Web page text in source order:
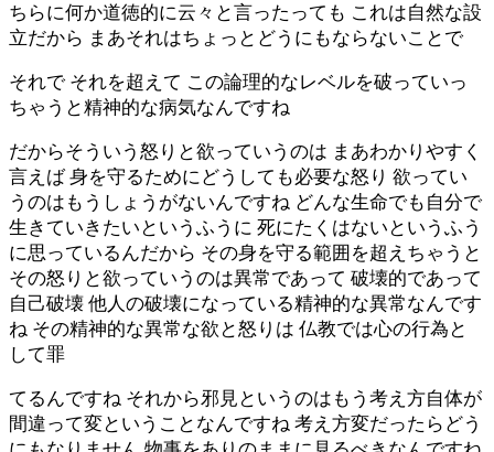
ちらに何か道徳的に云々と言ったっても これは自然な設
立だから まあそれはちょっとどうにもならないことで
それで それを超えて この論理的なレベルを破っていっ
ちゃうと精神的な病気なんですね
だからそういう怒りと欲っていうのは まあわかりやすく
言えば 身を守るためにどうしても必要な怒り 欲ってい
うのはもうしょうがないんですね どんな生命でも自分で
生きていきたいというふうに 死にたくはないというふう
に思っているんだから その身を守る範囲を超えちゃうと
その怒りと欲っていうのは異常であって 破壊的であって
自己破壊 他人の破壊になっている精神的な異常なんです
ね その精神的な異常な欲と怒りは 仏教では心の行為と
して罪
てるんですね それから邪見というのはもう考え方自体が
間違って変ということなんですね 考え方変だったらどう